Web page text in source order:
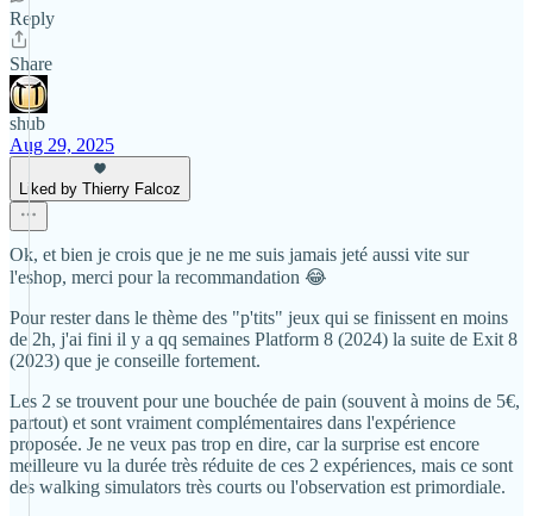
Reply
Share
shub
Aug 29, 2025
Liked by Thierry Falcoz
Ok, et bien je crois que je ne me suis jamais jeté aussi vite sur
l'eshop, merci pour la recommandation 😂
Pour rester dans le thème des "p'tits" jeux qui se finissent en moins
de 2h, j'ai fini il y a qq semaines Platform 8 (2024) la suite de Exit 8
(2023) que je conseille fortement.
Les 2 se trouvent pour une bouchée de pain (souvent à moins de 5€,
partout) et sont vraiment complémentaires dans l'expérience
proposée. Je ne veux pas trop en dire, car la surprise est encore
meilleure vu la durée très réduite de ces 2 expériences, mais ce sont
des walking simulators très courts ou l'observation est primordiale.